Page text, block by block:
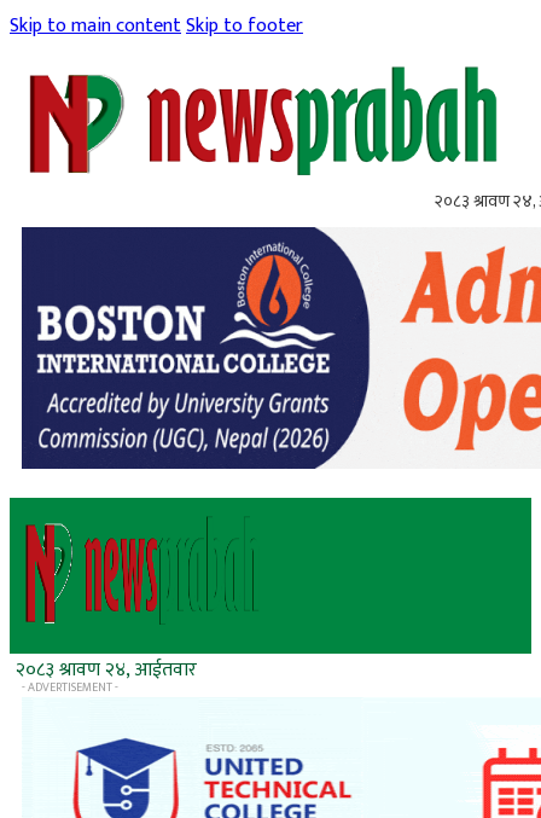
Skip to main contentSkip to footer
२०८३ श्रावण
२०८३ श्रावण २४, आईतवार
- ADVERTISEMENT -